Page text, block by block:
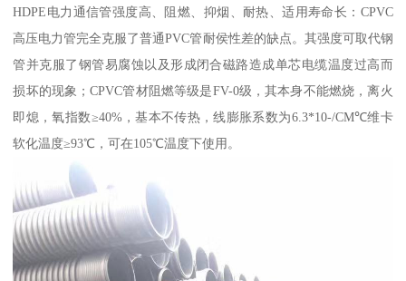
HDPE电力通信管强度高、阻燃、抑烟、耐热、适用寿命长：CPVC
高压电力管完全克服了普通PVC管耐侯性差的缺点。其强度可取代钢
管并克服了钢管易腐蚀以及形成闭合磁路造成单芯电缆温度过高而
损坏的现象；CPVC管材阻燃等级是FV-0级，其本身不能燃烧，离火
即熄，氧指数≥40%，基本不传热，线膨胀系数为6.3*10-/CM℃维卡
软化温度≥93℃，可在105℃温度下使用。